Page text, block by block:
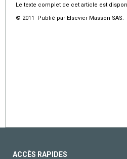
Le texte complet de cet article est
© 2011 Publié par Elsevier Masson SAS.
ACCÈS RAPIDES